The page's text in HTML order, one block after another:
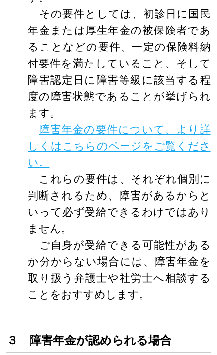
その要件としては、初診日に国民
年金または厚生年金の被保険者であ
ることなどの要件、一定の保険料納
付要件を満たしていること、そして
障害認定日に障害等級に該当する程
度の障害状態であることが挙げられ
ます。
障害年金の要件について、より詳
しくはこちらのページをご覧くださ
い。
これらの要件は、それぞれ個別に
判断されるため、障害があるからと
いって必ず受給できるわけではあり
ません。
ご自身が受給できる可能性がある
か分からない場合には、障害年金を
取り扱う弁護士や社労士へ相談する
ことをおすすめします。
３ 障害年金が認められる場合